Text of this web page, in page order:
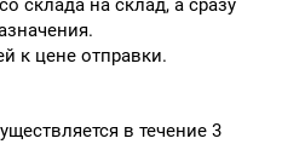
склада на склад, а сразу
к цене отправки.
в течение 3